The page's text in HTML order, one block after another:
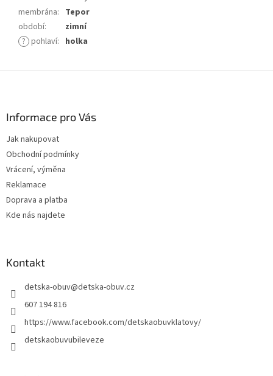
membrána: Tepor
období:
zimní
? pohlaví: holka
Informace pro Vás
Jak nakupovat
Obchodní podmínky
Vrácení, výměna
Reklamace
Doprava a platba
Kde nás najdete
Kontakt
detska-obuv@detska-obuv.cz
607 194 816
https://www.facebook.com/detskaobuvklatovy/
detskaobuvubileveze